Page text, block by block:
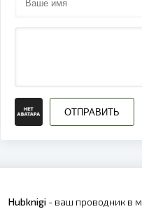
ОТПРАВИТЬ
Hubknigi - ваш проводник в